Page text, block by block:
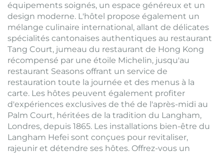
équipements soignés, un espace généreux et un
design moderne. L'hôtel propose également un
mélange culinaire international, allant de délicates
spécialités cantonaises authentiques au restaurant
Tang Court, jumeau du restaurant de Hong Kong
récompensé par une étoile Michelin, jusqu'au
restaurant Seasons offrant un service de
restauration toute la journée et des menus à la
carte. Les hôtes peuvent également profiter
d'expériences exclusives de thé de l'après-midi au
Palm Court, héritées de la tradition du Langham,
Londres, depuis 1865. Les installations bien-être du
Langham Hefei sont conçues pour revitaliser,
rajeunir et détendre ses hôtes. Offrez-vous un